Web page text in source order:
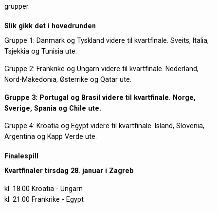
grupper.
Slik gikk det i hovedrunden
Gruppe 1: Danmark og Tyskland videre til kvartfinale. Sveits, Italia,
Tsjekkia og Tunisia ute.
Gruppe 2: Frankrike og Ungarn videre til kvartfinale. Nederland,
Nord-Makedonia, Østerrike og Qatar ute.
Gruppe 3: Portugal og Brasil videre til kvartfinale. Norge,
Sverige, Spania og Chile ute.
Gruppe 4: Kroatia og Egypt videre til kvartfinale. Island, Slovenia,
Argentina og Kapp Verde ute.
Finalespill
Kvartfinaler tirsdag 28. januar i Zagreb
kl. 18.00 Kroatia - Ungarn
kl. 21.00 Frankrike - Egypt